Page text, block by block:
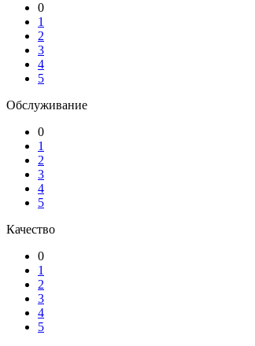
0
1
2
3
4
5
Обслуживание
0
1
2
3
4
5
Качество
0
1
2
3
4
5